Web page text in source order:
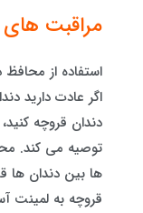
مراقبت های
استفاده از محافظ
اگر عادت دارید
دندان‌ قروچه
توصیه می کند.
ها بین دندان ها
قروچه به لمینت